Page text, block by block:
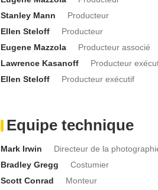
Stanley Mann
Producteur
Ellen Steloff
Producteur
Eugene Mazzola
Producteur associé
Lawrence Kasanoff
Producteur
Ellen Steloff
Producteur exécutif
Equipe technique
Mark Irwin
Directeur de la
Bradley Gregg
Costumier
Scott Conrad
Monteur